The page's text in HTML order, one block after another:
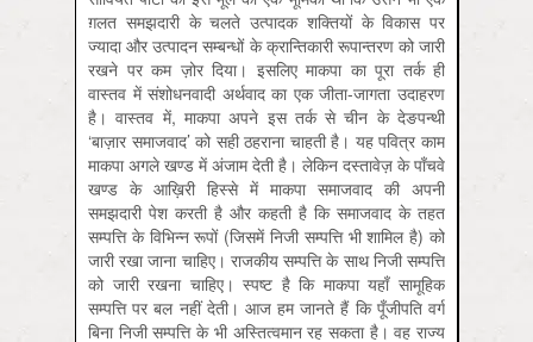
ग़लत समझदारी के चलते उत्पादक शक्तियों के विकास पर
ज्यादा और उत्पादन सम्बन्धों के क्रान्तिकारी रूपान्तरण को जारी
रखने पर कम ज़ोर दिया। इसलिए माकपा का पूरा तर्क ही
वास्तव में संशोधनवादी अर्थवाद का एक जीता-जागता उदाहरण
है। वास्तव में, माकपा अपने इस तर्क से चीन के देङपन्थी
‘बाज़ार समाजवाद’ को सही ठहराना चाहती है। यह पवित्र काम
माकपा अगले खण्ड में अंजाम देती है। लेकिन दस्तावेज़ के पाँचवे
खण्ड के आख़िरी हिस्से में माकपा समाजवाद की अपनी
समझदारी पेश करती है और कहती है कि समाजवाद के तहत
सम्पत्ति के विभिन्न रूपों (जिसमें निजी सम्पत्ति भी शामिल है) को
जारी रखा जाना चाहिए। राजकीय सम्पत्ति के साथ निजी सम्पत्ति
को जारी रखना चाहिए। स्पष्ट है कि माकपा यहाँ सामूहिक
सम्पत्ति पर बल नहीं देती। आज हम जानते हैं कि पूँजीपति वर्ग
बिना निजी सम्पत्ति के भी अस्तित्वमान रह सकता है। वह राज्य